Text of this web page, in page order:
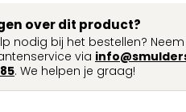
over dit product?
nodig bij het bestellen?
via
. We helpen je graag!